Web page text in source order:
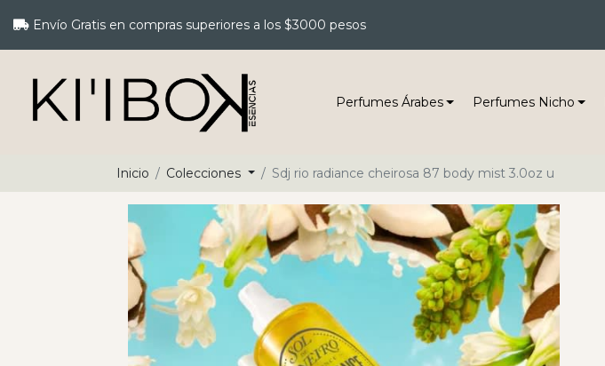
Envío Gratis en compras superiores a los $3000 pesos
Perfumes Árabes Perfumes Nicho
Inicio Colecciones Sdj rio radiance cheirosa 87 body mist 3.0oz u